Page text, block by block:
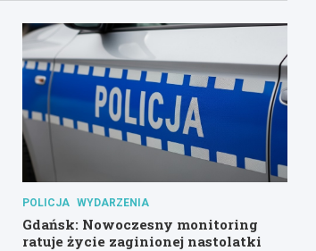
POLICJA WYDARZENIA
Gdańsk: Nowoczesny monitoring
ratuje życie zaginionej nastolatki